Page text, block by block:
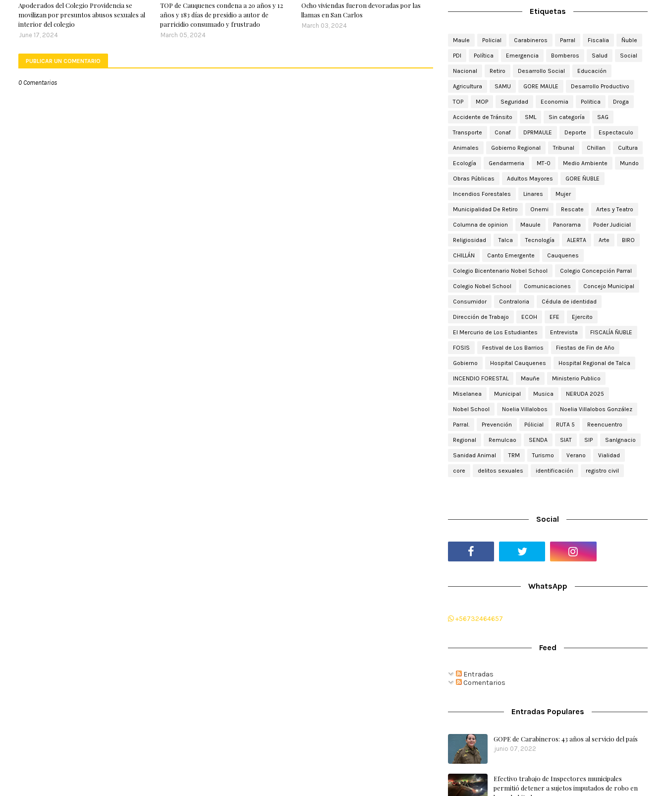
Apoderados del Colegio Providencia se
movilizan por presuntos abusos sexuales al
interior del colegio
June 17, 2024
TOP de Cauquenes condena a 20 años y 12
años y 183 días de presidio a autor de
parricidio consumado y frustrado
March 05, 2024
Ocho viviendas fueron devoradas por las
llamas en San Carlos
March 03, 2024
PUBLICAR UN COMENTARIO
0 Comentarios
Etiquetas
Maule Policial Carabineros Parral Fiscalia Ñuble
PDI Política Emergencia Bomberos Salud Social
Nacional Retiro Desarrollo Social Educación
Agricultura SAMU GORE MAULE Desarrollo Productivo
TOP MOP Seguridad Economia Politica Droga
Accidente de Tránsito SML Sin categoría SAG
Transporte Conaf DPRMAULE Deporte Espectaculo
Animales Gobierno Regional Tribunal Chillan Cultura
Ecología Gendarmeria MT-0 Medio Ambiente Mundo
Obras Públicas Adultos Mayores GORE ÑUBLE
Incendios Forestales Linares Mujer
Municipalidad De Retiro Onemi Rescate Artes y Teatro
Columna de opinion Mauule Panorama Poder Judicial
Religiosidad Talca Tecnología ALERTA Arte BIRO
CHILLÁN Canto Emergente Cauquenes
Colegio Bicentenario Nobel School Colegio Concepción Parral
Colegio Nobel School Comunicaciones Concejo Municipal
Consumidor Contraloria Cédula de identidad
Dirección de Trabajo ECOH EFE Ejercito
El Mercurio de Los Estudiantes Entrevista FISCALÍA ÑUBLE
FOSIS Festival de Los Barrios Fiestas de Fin de Año
Gobierno Hospital Cauquenes Hospital Regional de Talca
INCENDIO FORESTAL Mauñe Ministerio Publico
Miselanea Municipal Musica NERUDA 2025
Nobel School Noelia Villalobos Noelia Villalobos González
Parral. Prevención Pólicial RUTA 5 Reencuentro
Regional Remulcao SENDA SIAT SIP SanIgnacio
Sanidad Animal TRM Turismo Verano Vialidad
core delitos sexuales identificación registro civil
Social
WhatsApp
+56732464657
Feed
Entradas
Comentarios
Entradas Populares
GOPE de Carabineros: 43 años al servicio del país
junio 07, 2022
Efectivo trabajo de Inspectores municipales
permitió detener a sujetos imputados de robo en